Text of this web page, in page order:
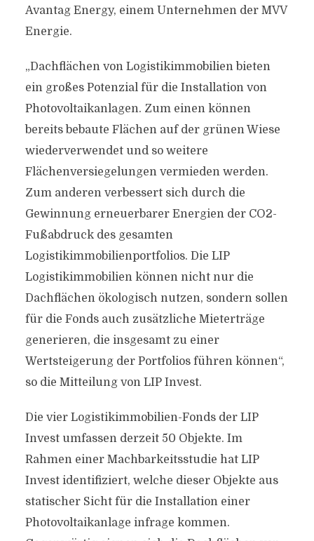
Avantag Energy, einem Unternehmen der MVV
Energie.
„Dachflächen von Logistikimmobilien bieten
ein großes Potenzial für die Installation von
Photovoltaikanlagen. Zum einen können
bereits bebaute Flächen auf der grünen Wiese
wiederverwendet und so weitere
Flächenversiegelungen vermieden werden.
Zum anderen verbessert sich durch die
Gewinnung erneuerbarer Energien der CO2-
Fußabdruck des gesamten
Logistikimmobilienportfolios. Die LIP
Logistikimmobilien können nicht nur die
Dachflächen ökologisch nutzen, sondern sollen
für die Fonds auch zusätzliche Mieterträge
generieren, die insgesamt zu einer
Wertsteigerung der Portfolios führen können“,
so die Mitteilung von LIP Invest.
Die vier Logistikimmobilien-Fonds der LIP
Invest umfassen derzeit 50 Objekte. Im
Rahmen einer Machbarkeitsstudie hat LIP
Invest identifiziert, welche dieser Objekte aus
statischer Sicht für die Installation einer
Photovoltaikanlage infrage kommen.